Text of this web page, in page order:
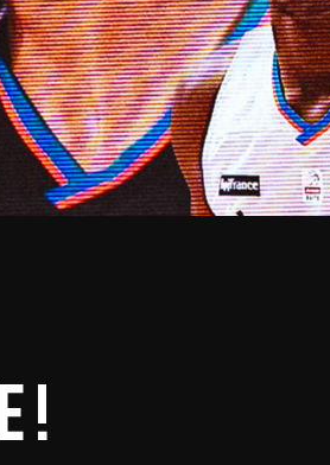
Événements et séminaires
Entertainment
FAQ
!